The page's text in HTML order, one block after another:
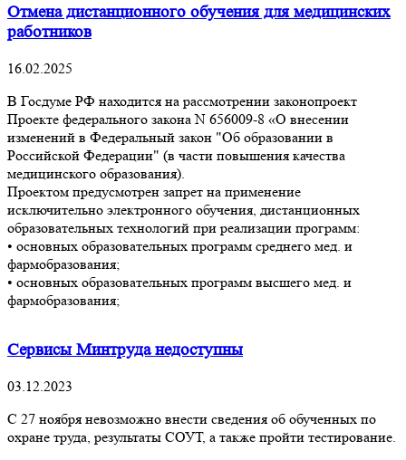
Отмена дистанционного обучения для медицинских
работников
16.02.2025
В Госдуме РФ находится на рассмотрении законопроект
Проекте федерального закона N 656009-8 «О внесении
изменений в Федеральный закон "Об образовании в
Российской Федерации" (в части повышения качества
медицинского образования).
Проектом предусмотрен запрет на применение
исключительно электронного обучения, дистанционных
образовательных технологий при реализации программ:
• основных образовательных программ среднего мед. и
фармобразования;
• основных образовательных программ высшего мед. и
фармобразования;
Сервисы Минтруда недоступны
03.12.2023
С 27 ноября невозможно внести сведения об обученных по
охране труда, результаты СОУТ, а также пройти тестирование.